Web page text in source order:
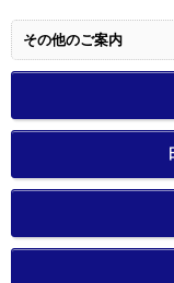
その他のご案内